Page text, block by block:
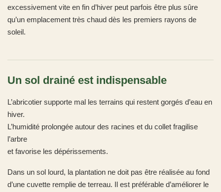
excessivement vite en fin d’hiver peut parfois être plus sûre
qu’un emplacement très chaud dès les premiers rayons de
soleil.
Un sol drainé est indispensable
L’abricotier supporte mal les terrains qui restent gorgés d’eau en
hiver.
L’humidité prolongée autour des racines et du collet fragilise
l’arbre
et favorise les dépérissements.
Dans un sol lourd, la plantation ne doit pas être réalisée au fond
d’une cuvette remplie de terreau. Il est préférable d’améliorer le